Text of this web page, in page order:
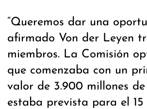
“Queremos dar una
afirmado Von der Leyen
miembros. La Comisión
que comenzaba con un
valor de 3.900 millones
estaba prevista para el